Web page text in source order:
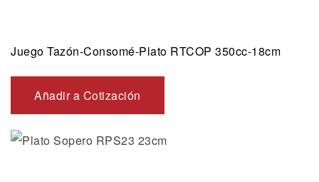
Juego Tazón-Consomé-Plato RTCOP 350cc-18cm
Añadir a Cotización